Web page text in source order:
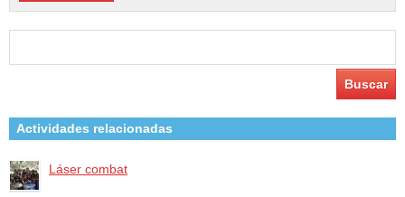
Actividades relacionadas
Láser combat